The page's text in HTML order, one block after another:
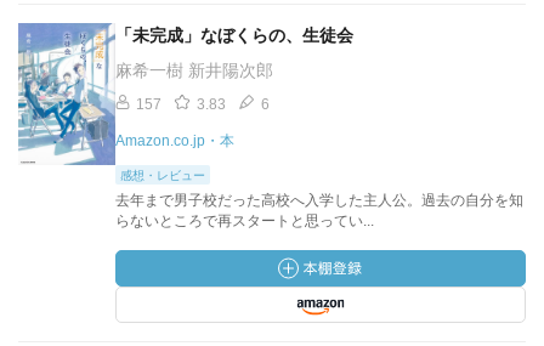
「未完成」なぼくらの、生徒会
麻希一樹 新井陽次郎
157 3.83 6
Amazon.co.jp・本
感想・レビュー
去年まで男子校だった高校へ入学した主人公。過去の自分を知
らないところで再スタートと思ってい...